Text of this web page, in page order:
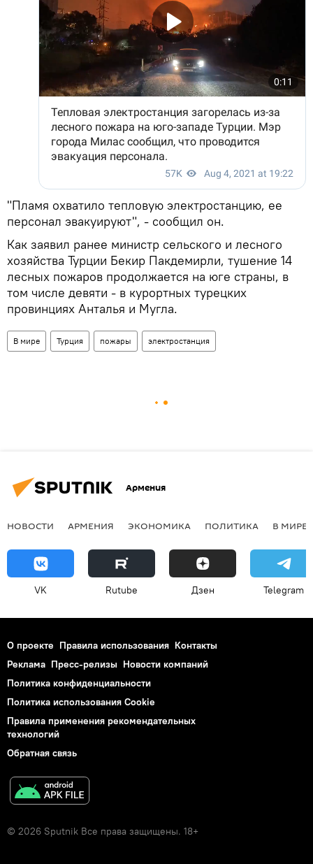
"Пламя охватило тепловую электростанцию, ее
персонал эвакуируют", - сообщил он.
Как заявил ранее министр сельского и лесного
хозяйства Турции Бекир Пакдемирли, тушение 14
лесных пожаров продолжается на юге страны, в
том числе девяти - в курортных турецких
провинциях Анталья и Мугла.
В мире Турция пожары электростанция
Армения
НОВОСТИ АРМЕНИЯ ЭКОНОМИКА ПОЛИТИКА В МИРЕ
VK Rutube Дзен Telegram
О проекте Правила использования Контакты
Реклама Пресс-релизы Новости компаний
Политика конфиденциальности
Политика использования Cookie
Правила применения рекомендательных
технологий
Обратная связь
© 2026 Sputnik Все права защищены. 18+